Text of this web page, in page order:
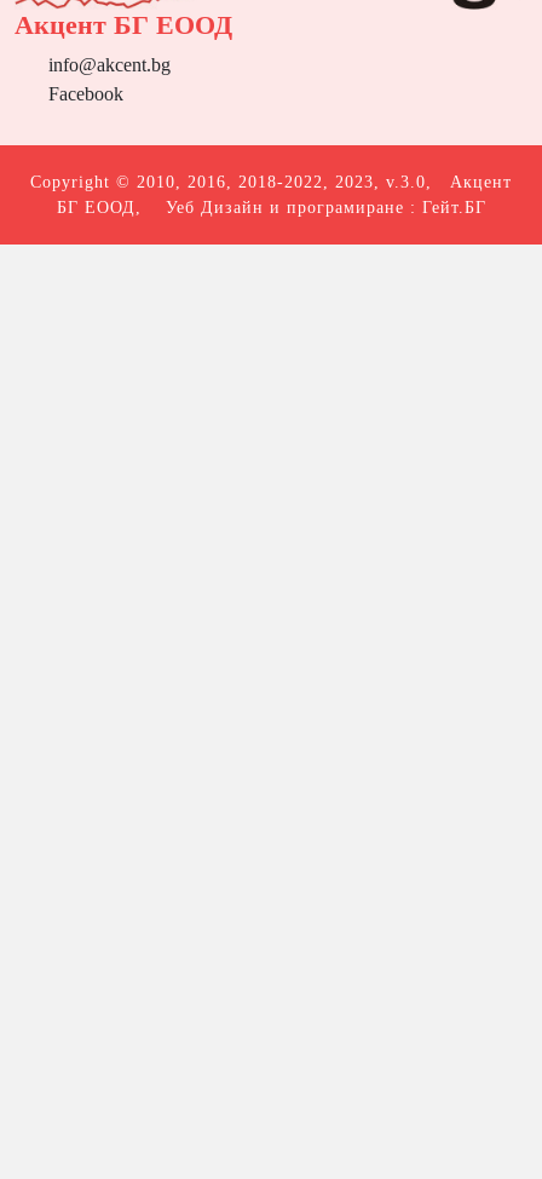
Акцент БГ ЕООД
info@akcent.bg
Facebook
Copyright © 2010, 2016, 2018-2022, 2023, v.3.0, Акцент
БГ ЕООД , Уеб Дизайн и програмиране : Гейт.БГ